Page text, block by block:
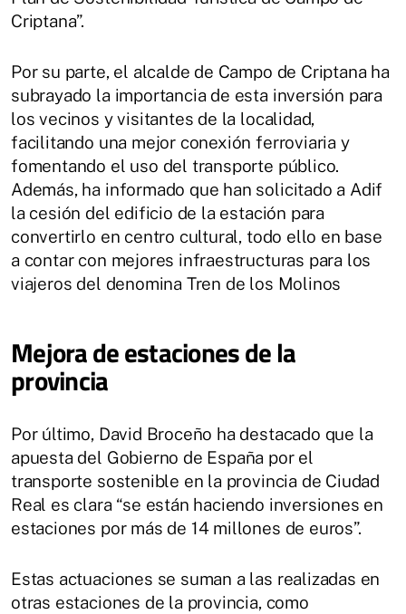
Criptana”.
Por su parte, el alcalde de Campo de Criptana ha
subrayado la importancia de esta inversión para
los vecinos y visitantes de la localidad,
facilitando una mejor conexión ferroviaria y
fomentando el uso del transporte público.
Además, ha informado que han solicitado a Adif
la cesión del edificio de la estación para
convertirlo en centro cultural, todo ello en base
a contar con mejores infraestructuras para los
viajeros del denomina Tren de los Molinos
Mejora de estaciones de la
provincia
Por último, David Broceño ha destacado que la
apuesta del Gobierno de España por el
transporte sostenible en la provincia de Ciudad
Real es clara “se están haciendo inversiones en
estaciones por más de 14 millones de euros”.
Estas actuaciones se suman a las realizadas en
otras estaciones de la provincia, como